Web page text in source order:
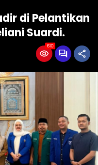
di Pelantikan
Suardi.‎‎
610